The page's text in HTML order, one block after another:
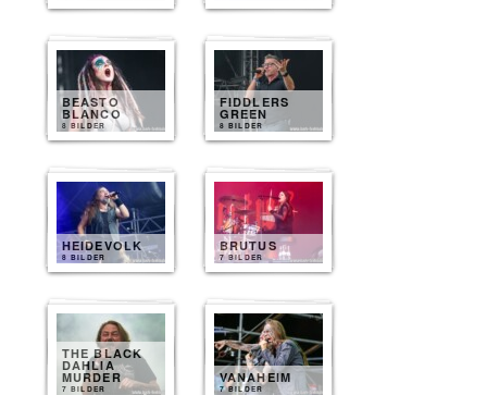
BEASTO
BLANCO
8 BILDER
FIDDLERS
GREEN
8 BILDER
HEIDEVOLK
8 BILDER
BRUTUS
7 BILDER
THE BLACK
DAHLIA
MURDER
7 BILDER
VANAHEIM
7 BILDER